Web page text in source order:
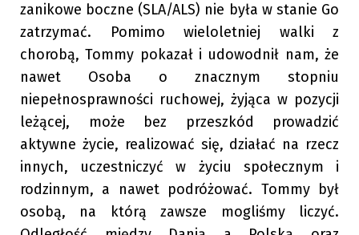
zanikowe boczne (SLA/ALS) nie była w stanie Go
zatrzymać. Pomimo wieloletniej walki z
chorobą, Tommy pokazał i udowodnił nam, że
nawet Osoba o znacznym stopniu
niepełnosprawności ruchowej, żyjąca w pozycji
leżącej, może bez przeszkód prowadzić
aktywne życie, realizować się, działać na rzecz
innych, uczestniczyć w życiu społecznym i
rodzinnym, a nawet podróżować. Tommy był
osobą, na którą zawsze mogliśmy liczyć.